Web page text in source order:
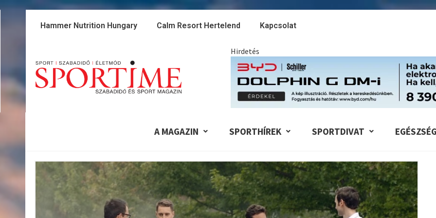
Hammer Nutrition Hungary Calm Resort Hertelend Kapcsolat
Hirdetés
A MAGAZIN SPORTHÍREK SPORTDIVAT EGÉSZSÉG